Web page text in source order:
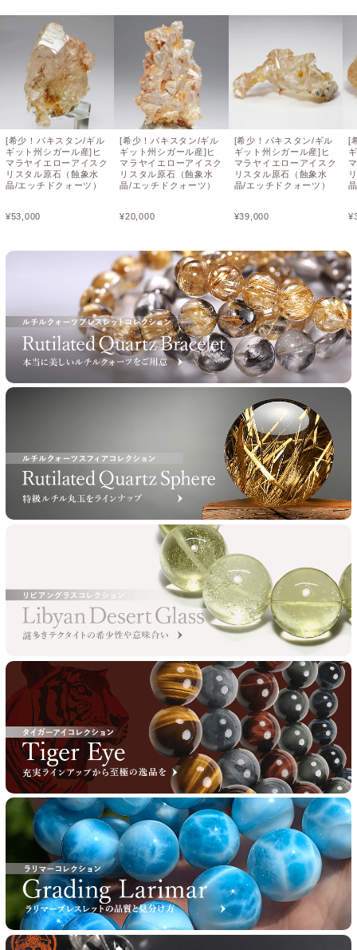
[希少！パキスタン/ギル
ギット州シガール産]ヒ
マラヤイエローアイスク
リスタル原石（蝕象水
晶/エッチドクォーツ）
¥53,000
[希少！パキスタン/ギル
ギット州シガール産]ヒ
マラヤイエローアイスク
リスタル原石（蝕象水
晶/エッチドクォーツ）
¥20,000
[希少！パキスタン/ギル
ギット州シガール産]ヒ
マラヤイエローアイスク
リスタル原石（蝕象水
晶/エッチドクォーツ）
¥39,000
[
¥